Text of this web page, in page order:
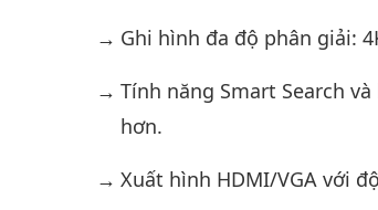
Ghi hình đa độ phân giải:
Tính năng Smart Search
hơn.
Xuất hình HDMI/VGA với